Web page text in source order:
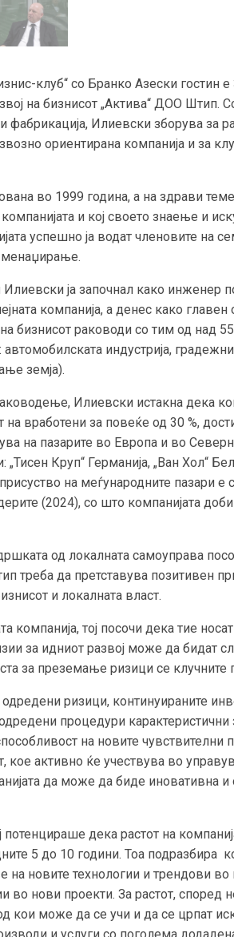
клуб“ со Бранко Азески гостин
на бизнисот „Актива“ ДОО Штип.
Илиевски зборува за
ориентирана компанија и за
во 1999 година, а на здрави
и кој своето знаење и
успешно ја водат членовите на
менаџирање.
ја започнал како инженер
компанија, а денес како
бизнисот раководи со тим од над
индустрија,
земја).
Илиевски истакна дека
на вработени за повеќе од 30 %,
на пазарите во Европа и во
Круп“ Германија, „Ван Хол“
на меѓународните пазари е
(2024), со што компанијата
од локалната самоуправа
треба да претставува позитивен
и локалната власт.
компанија, тој посочи дека тие
за идниот развој може да бидат
за преземање ризици се клучните
ризици, континуираните
процедури карактеристични
на новите чувствителни
кое активно ќе учествува во
да може да биде иновативна
потенцираше дека растот на
5 до 10 години. Тоа подразбира
новите технологии и трендови во
нови проекти. За растот, според
кои може да се учи и да се црпат